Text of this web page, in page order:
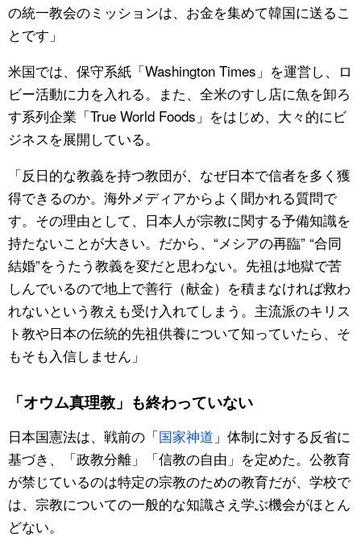
の統一教会のミッションは、お金を集めて韓国に送るこ
とです」
米国では、保守系紙「Washington Times」を運営し、ロ
ビー活動に力を入れる。また、全米のすし店に魚を卸ろ
す系列企業「True World Foods」をはじめ、大々的にビ
ジネスを展開している。
「反日的な教義を持つ教団が、なぜ日本で信者を多く獲
得できるのか。海外メディアからよく聞かれる質問で
す。その理由として、日本人が宗教に関する予備知識を
持たないことが大きい。だから、“メシアの再臨” “合同
結婚”をうたう教義を変だと思わない。先祖は地獄で苦
しんでいるので地上で善行（献金）を積まなければ救わ
れないという教えも受け入れてしまう。主流派のキリス
ト教や日本の伝統的先祖供養について知っていたら、そ
もそも入信しません」
「オウム真理教」も終わっていない
日本国憲法は、戦前の「国家神道 」体制に対する反省に
基づき、「政教分離」「信教の自由」を定めた。公教育
が禁じているのは特定の宗教のための教育だが、学校で
は、宗教についての一般的な知識さえ学ぶ機会がほとん
どない。